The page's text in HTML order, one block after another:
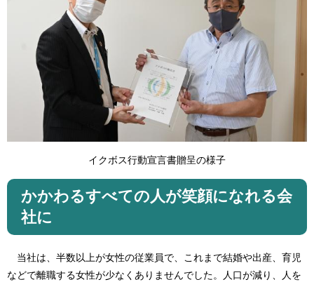
イクボス行動宣言書贈呈の様子
かかわるすべての人が笑顔になれる会
社に
当社は、半数以上が女性の従業員で、これまで結婚や出産、育児
などで離職する女性が少なくありませんでした。人口が減り、人を